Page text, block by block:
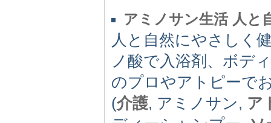
アミノサン生活 人と
人と自然にやさしく
ノ酸で入浴剤、ボデ
のプロやアトピーで
(介護, アミノサン, ア